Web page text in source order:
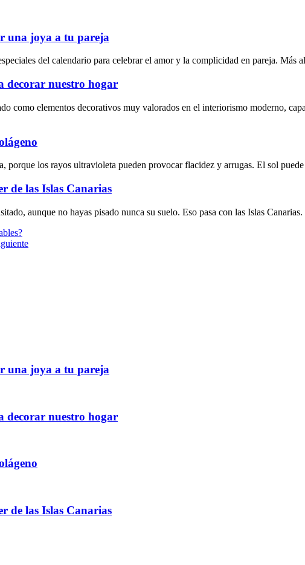
una joya a tu pareja
del calendario para celebrar el amor y la complicidad en pareja. Más
decorar nuestro hogar
como elementos decorativos muy valorados en el interiorismo moderno,
porque los rayos ultravioleta pueden provocar flacidez y arrugas. El sol
de las Islas Canarias
aunque no hayas pisado nunca su suelo. Eso pasa con las Islas Canarias.
una joya a tu pareja
decorar nuestro hogar
de las Islas Canarias